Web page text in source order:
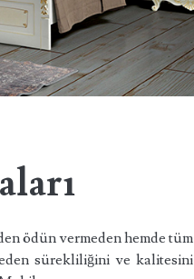
ödün vermeden hemde tüm
sürekliliğini ve kalitesini